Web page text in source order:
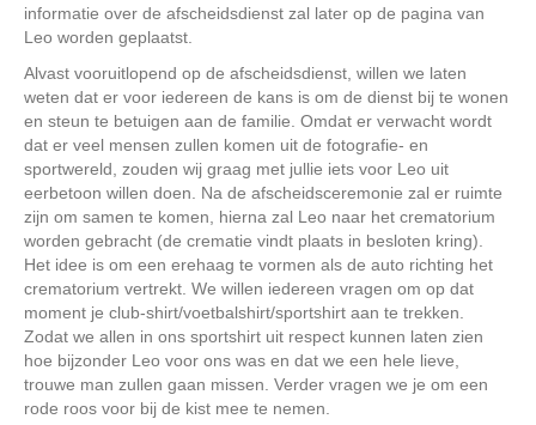
informatie over de afscheidsdienst zal later op de pagina van
Leo worden geplaatst.
Alvast vooruitlopend op de afscheidsdienst, willen we laten
weten dat er voor iedereen de kans is om de dienst bij te wonen
en steun te betuigen aan de familie. Omdat er verwacht wordt
dat er veel mensen zullen komen uit de fotografie- en
sportwereld, zouden wij graag met jullie iets voor Leo uit
eerbetoon willen doen. Na de afscheidsceremonie zal er ruimte
zijn om samen te komen, hierna zal Leo naar het crematorium
worden gebracht (de crematie vindt plaats in besloten kring).
Het idee is om een erehaag te vormen als de auto richting het
crematorium vertrekt. We willen iedereen vragen om op dat
moment je club-shirt/voetbalshirt/sportshirt aan te trekken.
Zodat we allen in ons sportshirt uit respect kunnen laten zien
hoe bijzonder Leo voor ons was en dat we een hele lieve,
trouwe man zullen gaan missen. Verder vragen we je om een
rode roos voor bij de kist mee te nemen.